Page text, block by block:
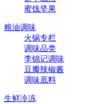
蜜饯坚果
粮油调味
火锅专栏
调味品类
李锦记调味
豆瓣辣椒酱
调味底料
生鲜冷冻